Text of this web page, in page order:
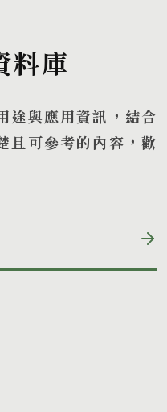
料庫
途與應用資訊，結合
且可參考的內容，歡